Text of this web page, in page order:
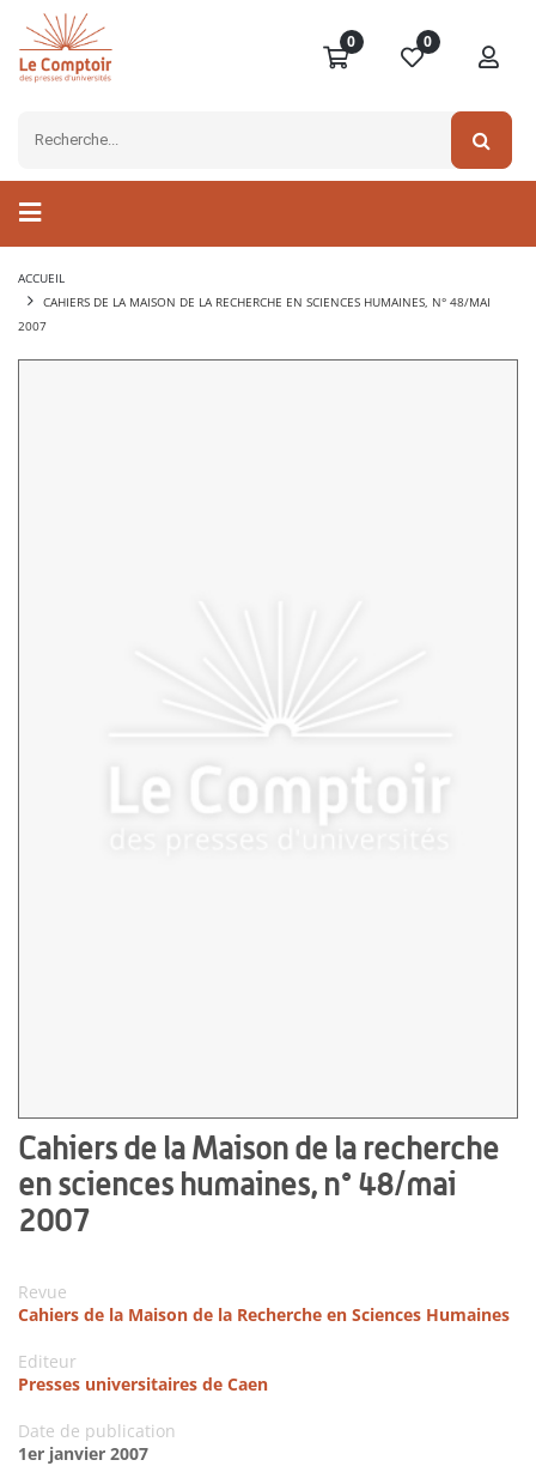
0 0
ACCUEIL
CAHIERS DE LA MAISON DE LA RECHERCHE EN SCIENCES HUMAINES, N° 48/MAI
2007
Cahiers de la Maison de la recherche
en sciences humaines, n° 48/mai
2007
Revue
Cahiers de la Maison de la Recherche en Sciences Humaines
Editeur
Presses universitaires de Caen
Date de publication
1er janvier 2007